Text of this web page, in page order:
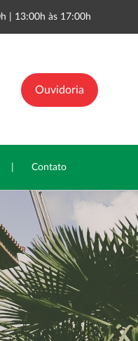
| 13:00h às 17:00h
Ouvidoria
Contato